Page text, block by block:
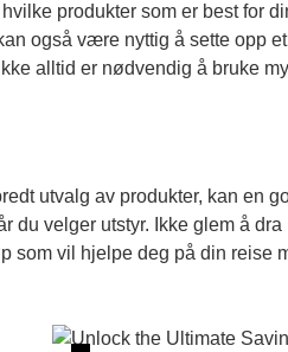
produkter som er best for
også være nyttig å sette opp
alltid er nødvendig å bruke
utvalg av produkter, kan en
du velger utstyr. Ikke glem å dra
som vil hjelpe deg på din reise